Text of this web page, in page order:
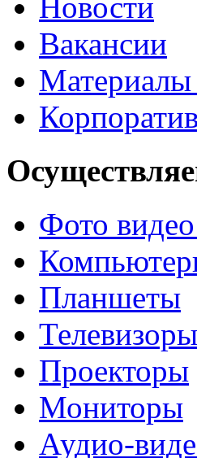
Вакансии
Материалы
Фото
Планшеты
Телевизоры
Проекторы
Мониторы
Аудио-